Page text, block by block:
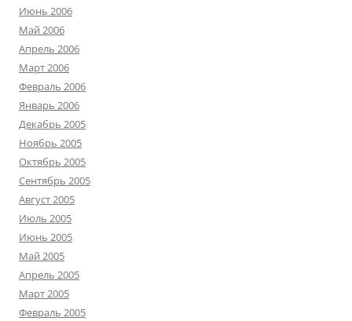
Июнь 2006
Май 2006
Апрель 2006
Март 2006
Февраль 2006
Январь 2006
Декабрь 2005
Ноябрь 2005
Октябрь 2005
Сентябрь 2005
Август 2005
Июль 2005
Июнь 2005
Май 2005
Апрель 2005
Март 2005
Февраль 2005